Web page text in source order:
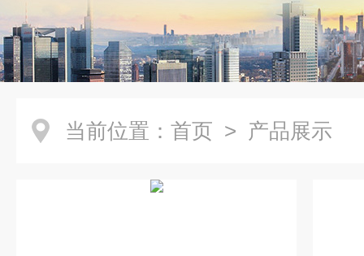
当前位置： 首页 > 产品展示